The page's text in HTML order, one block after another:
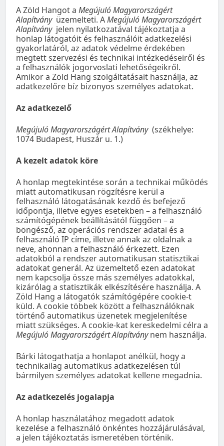
A Zöld Hangot a Megújuló Magyarországért
Alapítványüzemelteti. AMegújuló Magyarországért
Alapítványjelen nyilatkozatával tájékoztatja a
honlap látogatóit és felhasználóit adatkezelési
gyakorlatáról, az adatok védelme érdekében
megtett szervezési és technikai intézkedéseiről és
a felhasználók jogorvoslati lehetőségeikről.
Amikor a Zöld Hang szolgáltatásait használja, az
adatkezelőre bíz bizonyos személyes adatokat.
Az adatkezelő
Megújuló Magyarországért Alapítvány(székhelye:
1074 Budapest, Huszár u. 1.)
A kezelt adatok köre
A honlap megtekintése során a technikai működés
miatt automatikusan rögzítésre kerül a
felhasználó látogatásának kezdő és befejező
időpontja, illetve egyes esetekben – a felhasználó
számítógépének beállításától függően – a
böngésző, az operációs rendszer adatai és a
felhasználó IP címe, illetve annak az oldalnak a
neve, ahonnan a felhasználó érkezett. Ezen
adatokból a rendszer automatikusan statisztikai
adatokat generál. Az üzemeltető ezen adatokat
nem kapcsolja össze más személyes adatokkal,
kizárólag a statisztikák elkészítésére használja. A
Zöld Hang a látogatók számítógépére cookie-t
küld. A cookie többek között a felhasználóknak
történő automatikus üzenetek megjelenítése
miatt szükséges. A cookie-kat kereskedelmi célra a
Megújuló Magyarországért Alapítványnem használja.
Bárki látogathatja a honlapot anélkül, hogy a
technikailag automatikus adatkezelésen túl
bármilyen személyes adatokat kellene megadnia.
Az adatkezelés jogalapja
A honlap használatához megadott adatok
kezelése a felhasználó önkéntes hozzájárulásával,
a jelen tájékoztatás ismeretében történik.